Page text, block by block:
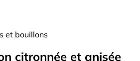
et bouillons
citronnée et anisée